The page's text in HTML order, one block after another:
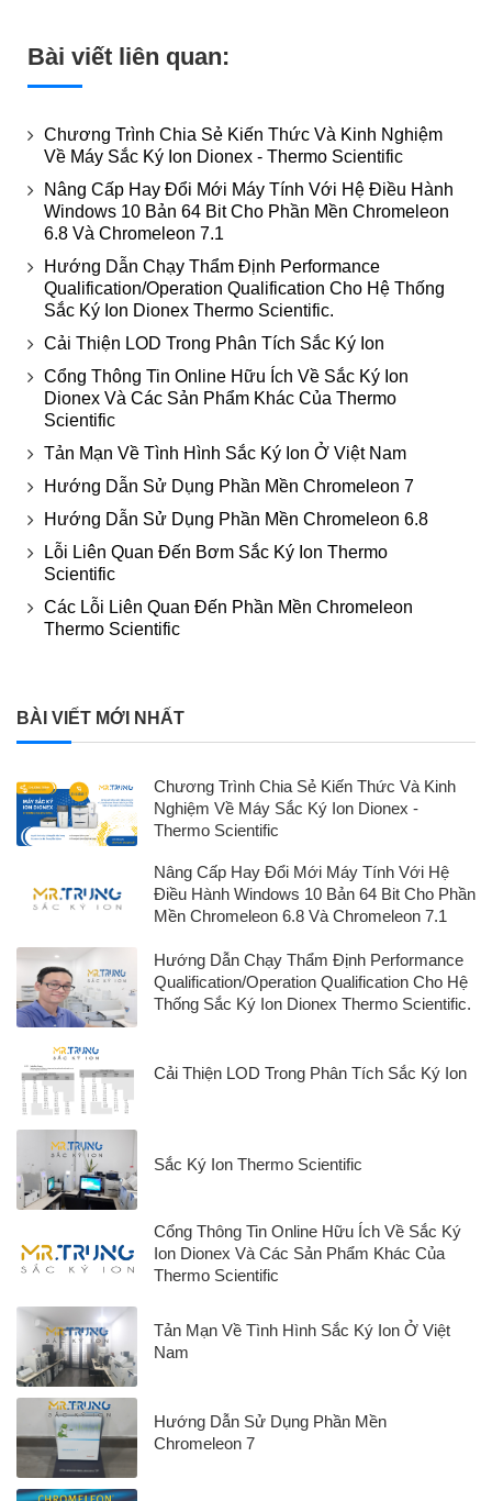
Bài viết liên quan:
Chương Trình Chia Sẻ Kiến Thức Và Kinh Nghiệm
Về Máy Sắc Ký Ion Dionex - Thermo Scientific
Nâng Cấp Hay Đổi Mới Máy Tính Với Hệ Điều Hành
Windows 10 Bản 64 Bit Cho Phần Mền Chromeleon
6.8 Và Chromeleon 7.1
Hướng Dẫn Chạy Thẩm Định Performance
Qualification/Operation Qualification Cho Hệ Thống
Sắc Ký Ion Dionex Thermo Scientific.
Cải Thiện LOD Trong Phân Tích Sắc Ký Ion
Cổng Thông Tin Online Hữu Ích Về Sắc Ký Ion
Dionex Và Các Sản Phẩm Khác Của Thermo
Scientific
Tản Mạn Về Tình Hình Sắc Ký Ion Ở Việt Nam
Hướng Dẫn Sử Dụng Phần Mền Chromeleon 7
Hướng Dẫn Sử Dụng Phần Mền Chromeleon 6.8
Lỗi Liên Quan Đến Bơm Sắc Ký Ion Thermo
Scientific
Các Lỗi Liên Quan Đến Phần Mền Chromeleon
Thermo Scientific
BÀI VIẾT MỚI NHẤT
Chương Trình Chia Sẻ Kiến Thức Và Kinh
Nghiệm Về Máy Sắc Ký Ion Dionex -
Thermo Scientific
Nâng Cấp Hay Đổi Mới Máy Tính Với Hệ
Điều Hành Windows 10 Bản 64 Bit Cho Phần
Mền Chromeleon 6.8 Và Chromeleon 7.1
Hướng Dẫn Chạy Thẩm Định Performance
Qualification/Operation Qualification Cho Hệ
Thống Sắc Ký Ion Dionex Thermo Scientific.
Cải Thiện LOD Trong Phân Tích Sắc Ký Ion
Sắc Ký Ion Thermo Scientific
Cổng Thông Tin Online Hữu Ích Về Sắc Ký
Ion Dionex Và Các Sản Phẩm Khác Của
Thermo Scientific
Tản Mạn Về Tình Hình Sắc Ký Ion Ở Việt
Nam
Hướng Dẫn Sử Dụng Phần Mền
Chromeleon 7